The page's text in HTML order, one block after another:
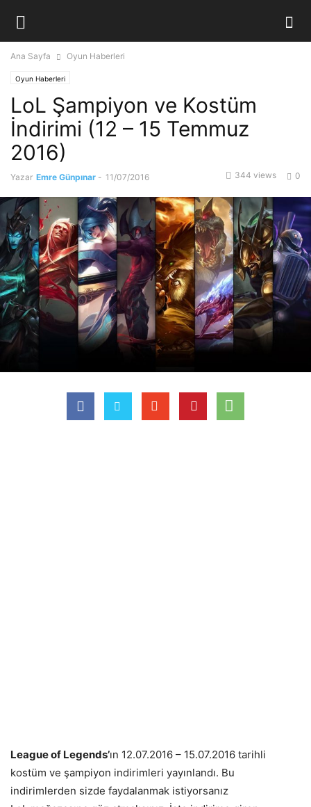
Ana Sayfa Oyun Haberleri
Oyun Haberleri
LoL Şampiyon ve Kostüm
İndirimi (12 – 15 Temmuz
2016)
Yazar Emre Günpınar - 11/07/2016 0
344 views
League of Legends’ın 12.07.2016 – 15.07.2016 tarihli
kostüm ve şampiyon indirimleri yayınlandı. Bu
indirimlerden sizde faydalanmak istiyorsanız